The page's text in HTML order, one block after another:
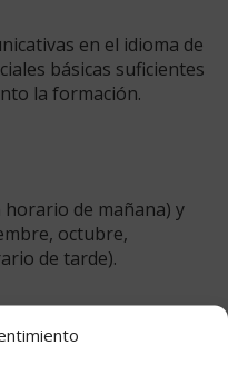
en el idioma de
básicas suficientes
la formación.
horario de mañana) y
octubre,
de tarde).